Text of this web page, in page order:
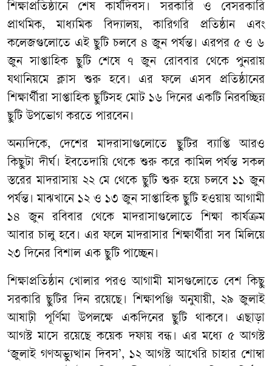
শিক্ষাপ্রতিষ্ঠানে
শেষ কার্যদিবস। সরকারি ও
বেসরকারি
প্রাথমিক,মাধ্যমিক বিদ্যালয়,কারিগরি প্রতিষ্ঠান
এবং
কলেজগুলোতে এই ছুটি চলবে ৪ জুন পর্যন্ত। এরপর ৫ ও ৬
জুন সাপ্তাহিক ছুটি শেষে ৭ জুন রোববার থেকে পুনরায়
যথানিয়মে
ক্লাস শুরু হবে। এর ফলে এসব
প্রতিষ্ঠানের
শিক্ষার্থীরা সাপ্তাহিক ছুটিসহ মোট ১৬ দিনের একটি নিরবচ্ছিন্ন
ছুটি উপভোগ করতে পারবেন।
অন্যদিকে, দেশের মাদরাসাগুলোতে ছুটির ব্যাপ্তি
আরও
কিছুটা দীর্ঘ। ইবতেদায়ি থেকে শুরু করে কামিল পর্যন্ত সকল
স্তরের মাদরাসায় ২২ মে থেকে ছুটি শুরু হয়ে চলবে ১১ জুন
পর্যন্ত। মাঝখানে ১২ ও ১৩ জুন সাপ্তাহিক ছুটি হওয়ায় আগামী
১৪
জুন রবিবার থেকে মাদরাসাগুলোতে শিক্ষা
কার্যক্রম
আবার চালু হবে। এর ফলে মাদরাসার শিক্ষার্থীরা সব মিলিয়ে
২৩ দিনের বিশাল এক ছুটি পাচ্ছেন।
শিক্ষাপ্রতিষ্ঠান খোলার পরও আগামী মাসগুলোতে বেশ কিছু
সরকারি ছুটির দিন রয়েছে। শিক্ষাপঞ্জি অনুযায়ী, ২৯ জুলাই
আষাঢ়ী
পূর্ণিমা উপলক্ষে একদিনের ছুটি থাকবে।
এছাড়া
আগস্ট মাসে রয়েছে কয়েক দফায় বন্ধ। এর মধ্যে ৫ আগস্ট
‘জুলাই গণঅভ্যুত্থান দিবস’, ১২ আগস্ট আখেরি চাহার শোম্বা